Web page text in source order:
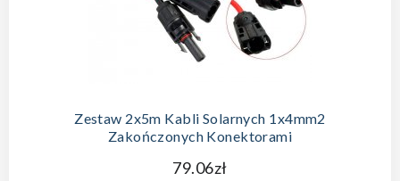
Zestaw 2x5m Kabli Solarnych 1x4mm2
Zakończonych Konektorami
79.06zł